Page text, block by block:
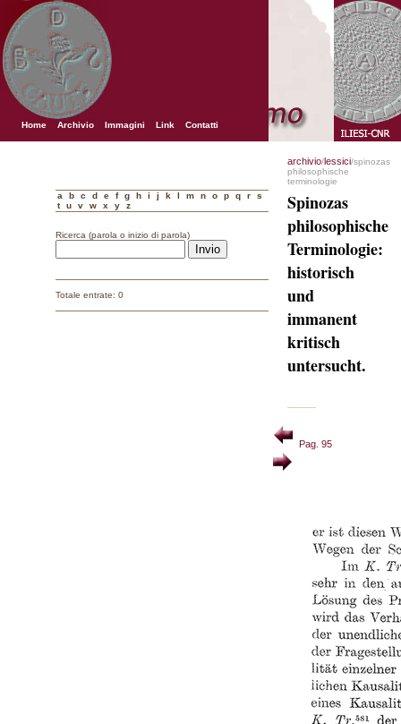
Home Archivio Immagini Link Contatti
a b c d e f g h i j k l m n o p q r
s
t
u v w x y z
Ricerca (parola o inizio di parola)
Totale entrate: 0
archivio/lessici/spinozas
philosophische
terminologie
Spinozas
philosophische
Terminologie:
historisch
und
immanent
kritisch
untersucht.
Pag. 95